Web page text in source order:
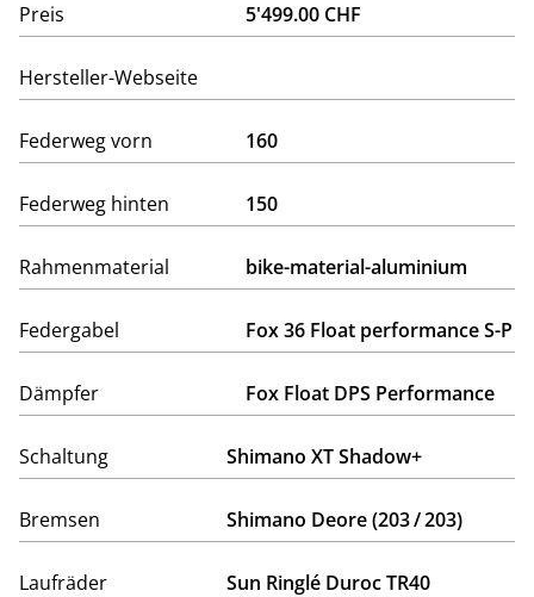
Preis 5'499.00 CHF
Hersteller-Webseite
Federweg vorn 160
Federweg hinten 150
Rahmenmaterial bike-material-aluminium
Federgabel Fox 36 Float performance S-P
Dämpfer Fox Float DPS Performance
Schaltung Shimano XT Shadow+
Bremsen Shimano Deore (203 / 203)
Laufräder Sun Ringlé Duroc TR40